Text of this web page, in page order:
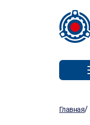
Главная/